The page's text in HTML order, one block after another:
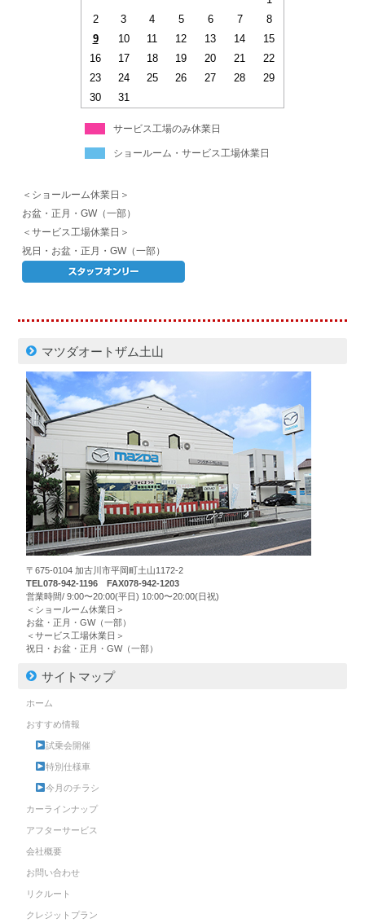
2
3 4 5 6 7
8
9
10 11 12 13 14
15
16
17 18 19 20 21
22
23
24 25 26 27 28
29
30
31
サービス工場のみ休業日
ショールーム・サービス工場休業日
＜ショールーム休業日＞
お盆・正月・GW（一部）
＜サービス工場休業日＞
祝日・お盆・正月・GW（一部）
マツダオートザム土山
〒675-0104 加古川市平岡町土山1172-2
TEL078-942-1196 FAX078-942-1203
営業時間/ 9:00〜20:00(平日) 10:00〜20:00(日祝)
＜ショールーム休業日＞
お盆・正月・GW（一部）
＜サービス工場休業日＞
祝日・お盆・正月・GW（一部）
サイトマップ
ホーム
おすすめ情報
試乗会開催
特別仕様車
今月のチラシ
カーラインナップ
アフターサービス
会社概要
お問い合わせ
リクルート
クレジットプラン